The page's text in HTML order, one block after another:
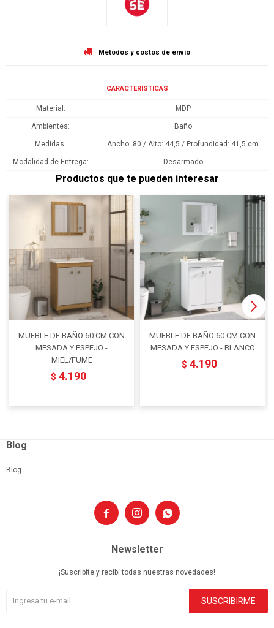
Métodos y costos de envío
CARACTERÍSTICAS
Material MDP
Ambientes Baño
Medidas Ancho: 80 / Alto: 44,5 / Profundidad: 41,5 cm
Modalidad de Entrega Desarmado
Productos que te pueden interesar
MUEBLE DE BAÑO 60 CM CON
MESADA Y ESPEJO -
MIEL/FUME
$ 4.190
MUEBLE DE BAÑO 60 CM CON
MESADA Y ESPEJO - BLANCO
$ 4.190
  
Blog
Blog
Newsletter
¡Suscribite y recibí todas nuestras novedades!
SUSCRIBIRME